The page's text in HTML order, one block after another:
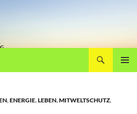
,ENERGIE,LEBEN,MITWELTSCHUTZ,